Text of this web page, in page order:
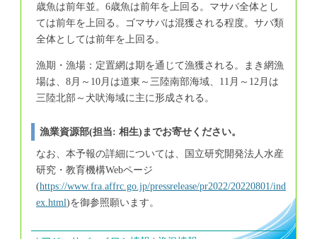
歳魚は前年並。6歳魚は前年を上回る。マサバ全体とし
ては前年を上回る。ゴマサバは混獲される程度。サバ類
全体としては前年を上回る。
漁期・漁場：定置網は期を通じて漁獲される。まき網漁
場は、8月～10月は道東～三陸南部海域、11月～12月は
三陸北部～犬吠海域に主に形成される。
漁業資源部(担当: 相生)までお寄せください。
なお、本予報の詳細については、国立研究開発法人水産
研究・教育機構Webページ
(https://www.fra.affrc.go.jp/pressrelease/pr2022/20220801/ind
ex.html)を御参照願います。